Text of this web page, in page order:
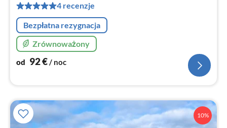
4 recenzje
Bezpłatna rezygnacja
Zrównoważony
od 92€/ noc
10%